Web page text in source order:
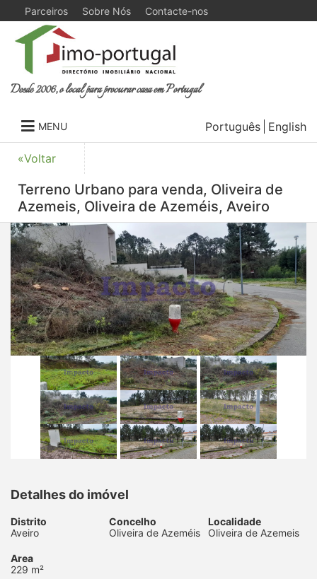
Parceiros Sobre Nós Contacte-nos
Desde 2006, o local para procurar casa em Portugal
MENU Português English
«Voltar
Terreno Urbano para venda, Oliveira de
Azemeis, Oliveira de Azeméis, Aveiro
Detalhes do imóvel
Distrito
Aveiro
Concelho
Oliveira de Azeméis
Localidade
Oliveira de Azemeis
Area
229 m²